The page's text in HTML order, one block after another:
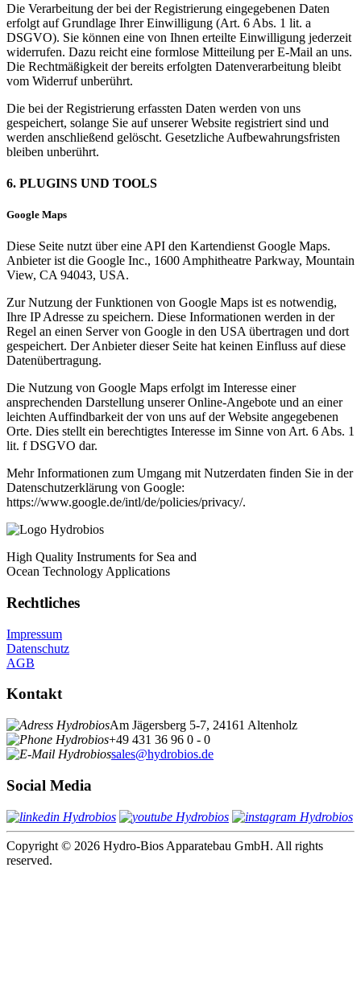
Die Verarbeitung der bei der Registrierung eingegebenen Daten
erfolgt auf Grundlage Ihrer Einwilligung (Art. 6 Abs. 1 lit. a
DSGVO). Sie können eine von Ihnen erteilte Einwilligung jederzeit
widerrufen. Dazu reicht eine formlose Mitteilung per E-Mail an uns.
Die Rechtmäßigkeit der bereits erfolgten Datenverarbeitung bleibt
vom Widerruf unberührt.
Die bei der Registrierung erfassten Daten werden von uns
gespeichert, solange Sie auf unserer Website registriert sind und
werden anschließend gelöscht. Gesetzliche Aufbewahrungsfristen
bleiben unberührt.
6. PLUGINS UND TOOLS
Google Maps
Diese Seite nutzt über eine API den Kartendienst Google Maps.
Anbieter ist die Google Inc., 1600 Amphitheatre Parkway, Mountain
View, CA 94043, USA.
Zur Nutzung der Funktionen von Google Maps ist es notwendig,
Ihre IP Adresse zu speichern. Diese Informationen werden in der
Regel an einen Server von Google in den USA übertragen und dort
gespeichert. Der Anbieter dieser Seite hat keinen Einfluss auf diese
Datenübertragung.
Die Nutzung von Google Maps erfolgt im Interesse einer
ansprechenden Darstellung unserer Online-Angebote und an einer
leichten Auffindbarkeit der von uns auf der Website angegebenen
Orte. Dies stellt ein berechtigtes Interesse im Sinne von Art. 6 Abs. 1
lit. f DSGVO dar.
Mehr Informationen zum Umgang mit Nutzerdaten finden Sie in der
Datenschutzerklärung von Google:
https://www.google.de/intl/de/policies/privacy/.
High Quality Instruments for Sea and
Ocean Technology Applications
Rechtliches
Impressum
Datenschutz
AGB
Kontakt
Am Jägersberg 5-7, 24161 Altenholz
+49 431 36 96 0 - 0
sales@hydrobios.de
Social Media
Copyright © 2026 Hydro-Bios Apparatebau GmbH. All rights
reserved.